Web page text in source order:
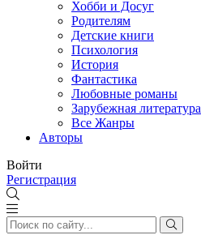
Хобби и Досуг
Родителям
Детские книги
Психология
История
Фантастика
Любовные романы
Зарубежная литература
Все Жанры
Авторы
Войти
Регистрация